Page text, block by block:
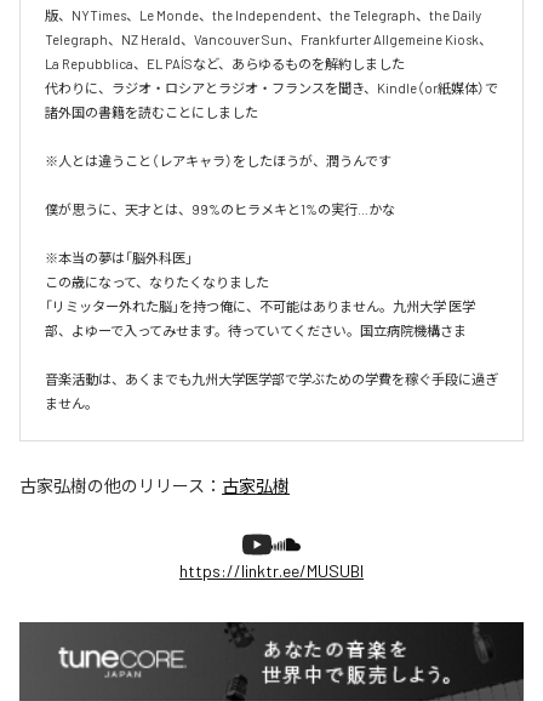
版、NYTimes、Le Monde、the Independent、the Telegraph、the Daily
Telegraph、NZ Herald、Vancouver Sun、Frankfurter Allgemeine Kiosk、
La Repubblica、EL PAÍSなど、あらゆるものを解約しました
代わりに、ラジオ・ロシアとラジオ・フランスを聞き、Kindle（or紙媒体）で
諸外国の書籍を読むことにしました
※人とは違うこと（レアキャラ）をしたほうが、潤うんです
僕が思うに、天才とは、99%のヒラメキと1%の実行…かな
※本当の夢は「脳外科医」
この歳になって、なりたくなりました
「リミッター外れた脳」を持つ俺に、不可能はありません。九州大学 医学
部、よゆーで入ってみせます。待っていてください。国立病院機構さま
音楽活動は、あくまでも九州大学医学部で学ぶための学費を稼ぐ手段に過ぎ
ません。
古家弘樹の他のリリース： 古家弘樹
https://linktr.ee/MUSUBI